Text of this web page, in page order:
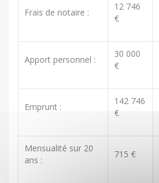
Frais de notaire :
12 746
€
Apport personnel :
30 000
€
Emprunt :
142 746
€
Mensualité sur 20
ans :
715 €